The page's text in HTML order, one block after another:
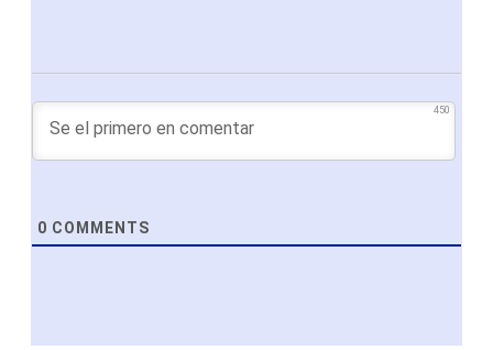
450
0 COMMENTS